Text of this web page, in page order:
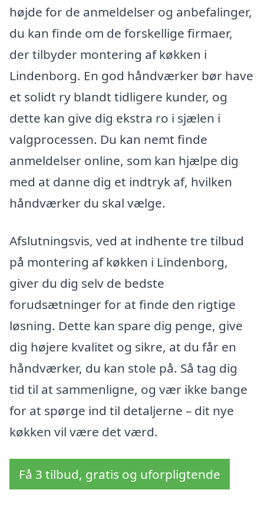
højde for de anmeldelser og anbefalinger,
du kan finde om de forskellige firmaer,
der tilbyder montering af køkken i
Lindenborg. En god håndværker bør have
et solidt ry blandt tidligere kunder, og
dette kan give dig ekstra ro i sjælen i
valgprocessen. Du kan nemt finde
anmeldelser online, som kan hjælpe dig
med at danne dig et indtryk af, hvilken
håndværker du skal vælge.
Afslutningsvis, ved at indhente tre tilbud
på montering af køkken i Lindenborg,
giver du dig selv de bedste
forudsætninger for at finde den rigtige
løsning. Dette kan spare dig penge, give
dig højere kvalitet og sikre, at du får en
håndværker, du kan stole på. Så tag dig
tid til at sammenligne, og vær ikke bange
for at spørge ind til detaljerne – dit nye
køkken vil være det værd.
Få 3 tilbud, gratis og uforpligtende